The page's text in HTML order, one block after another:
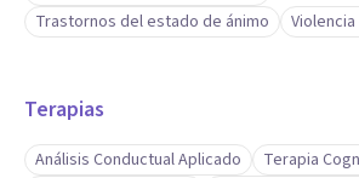
Trastornos del estado de ánimo
Terapias
Análisis Conductual Aplicado
Terapia